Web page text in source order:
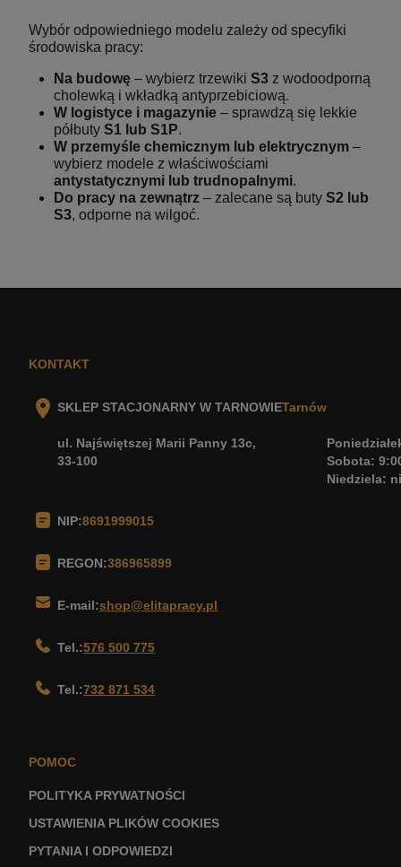
Wybór odpowiedniego modelu zależy od specyfiki
środowiska pracy:
Na budowę – wybierz trzewiki S3 z wodoodporną
cholewką i wkładką antyprzebiciową.
W logistyce i magazynie – sprawdzą się lekkie
półbuty S1 lub S1P.
W przemyśle chemicznym lub elektrycznym –
wybierz modele z właściwościami
antystatycznymi lub trudnopalnymi.
Do pracy na zewnątrz – zalecane są buty S2 lub
S3, odporne na wilgoć.
KONTAKT
SKLEP STACJONARNY W TARNOWIE
ul. Najświętszej Marii Panny 13c,
33-100
Tarnów
Sobota:
Niedziela:
NIP:8691999015
REGON:386965899
E-mail:shop@elitapracy.pl
Tel.:576 500 775
Tel.:732 871 534
POMOC
POLITYKA PRYWATNOŚCI
USTAWIENIA PLIKÓW COOKIES
PYTANIA I ODPOWIEDZI